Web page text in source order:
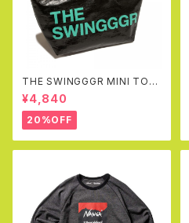
THE SWINGGGR MINI TOT
EBAG, BLACK
¥4,840
20%OFF